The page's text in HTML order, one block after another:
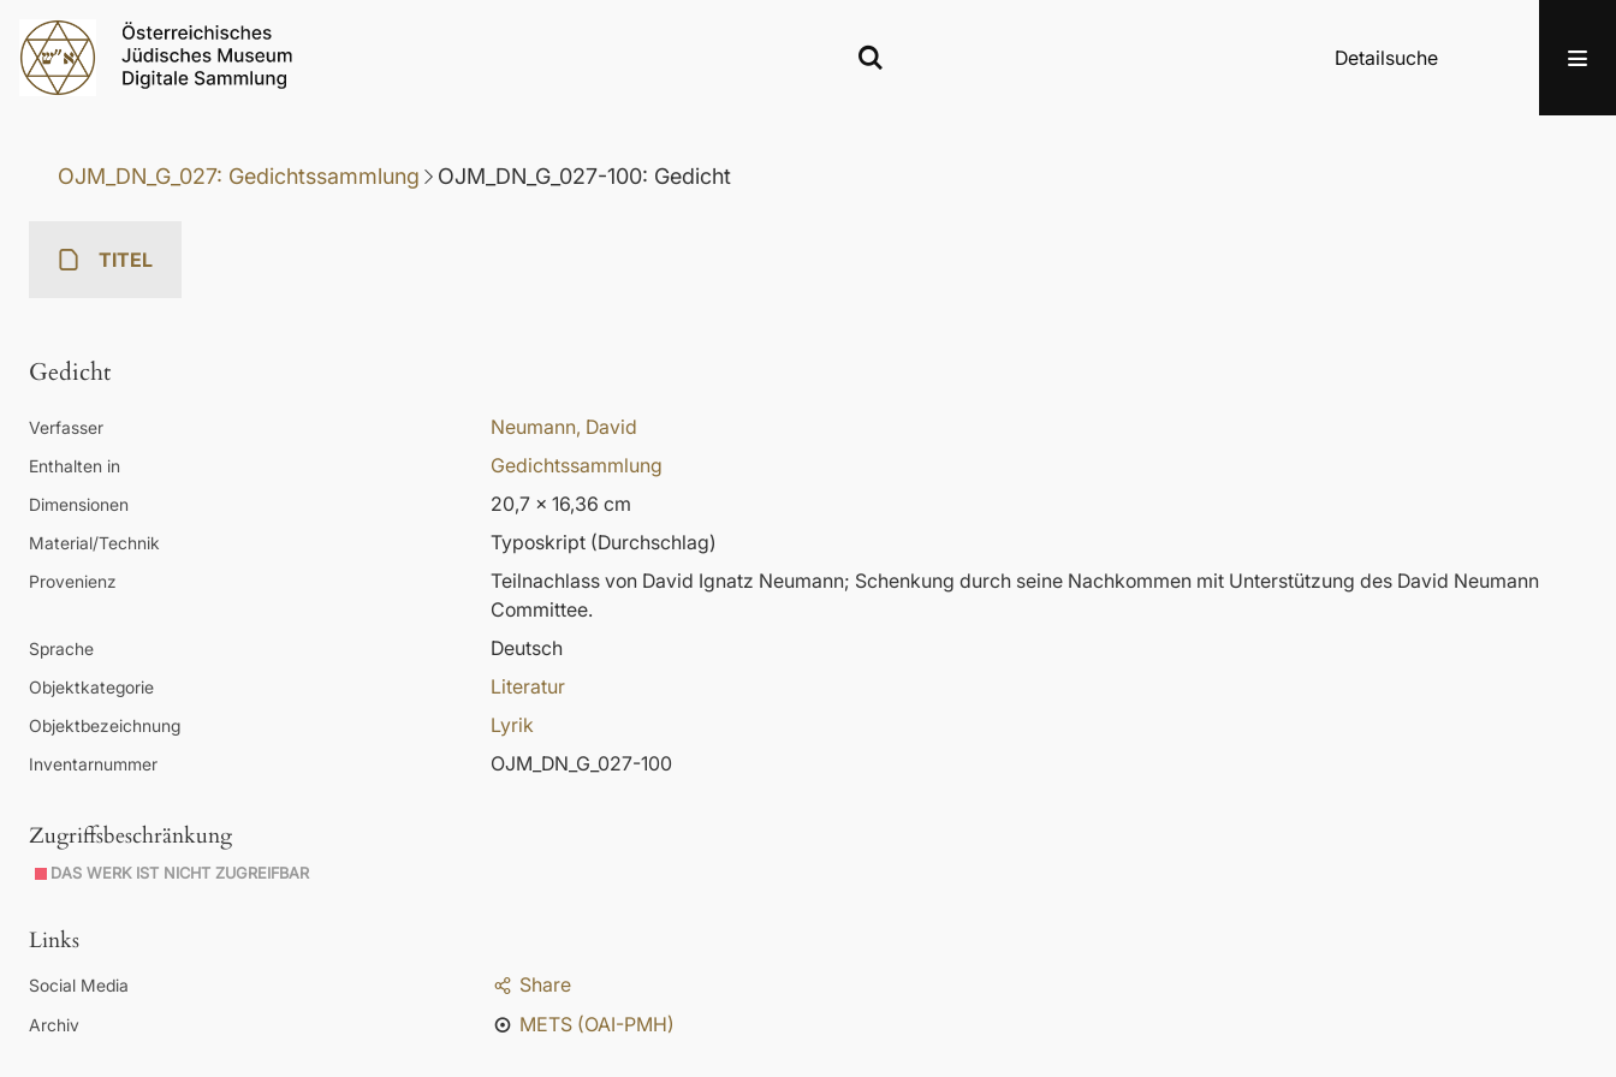
Detailsuche
OJM_DN_G_027: Gedichtssammlung OJM_DN_G_027-100: Gedicht
TITEL
Gedicht
Verfasser Neumann, David
Enthalten in Gedichtssammlung
Dimensionen 20,7 x 16,36 cm
Material/Technik Typoskript (Durchschlag)
Provenienz
Teilnachlass von David Ignatz Neumann; Schenkung durch seine Nachkommen mit Unterstützung des David Neumann
Committee.
Sprache Deutsch
Objektkategorie Literatur
Objektbezeichnung Lyrik
Inventarnummer OJM_DN_G_027-100
Zugriffsbeschränkung
DAS WERK IST NICHT ZUGREIFBAR
Links
Social Media Share
Archiv METS (OAI-PMH)